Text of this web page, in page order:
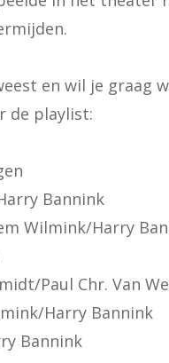
en wil je graag
de playlist:
Bannink
Wilmink/Harry
Paul Chr. Van
Harry Bannink
Bannink